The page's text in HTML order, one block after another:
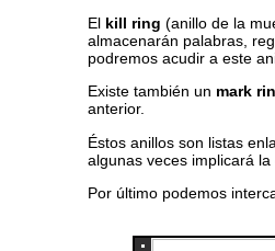
El kill ring (anillo de la
almacenarán palabras,
podremos acudir a este
Existe también un mark
anterior.
Éstos anillos son listas
algunas veces implicará la
Por último podemos